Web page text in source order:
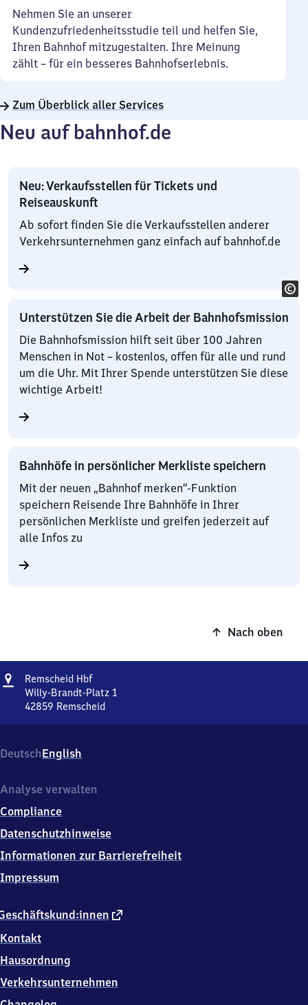
Nehmen Sie an unserer
Kundenzufriedenheitsstudie teil und helfen Sie,
Ihren Bahnhof mitzugestalten. Ihre Meinung
zählt – für ein besseres Bahnhofserlebnis.
Zum Überblick aller Services
Neu auf bahnhof.de
Neu: Verkaufsstellen für Tickets und
Reiseauskunft
Ab sofort finden Sie die Verkaufsstellen anderer
Verkehrsunternehmen ganz einfach auf bahnhof.de
Unterstützen Sie die Arbeit der Bahnhofsmission
Die Bahnhofsmission hilft seit über 100 Jahren
Menschen in Not – kostenlos, offen für alle und rund
um die Uhr. Mit Ihrer Spende unterstützen Sie diese
wichtige Arbeit!
Bahnhöfe in persönlicher Merkliste speichern
Mit der neuen „Bahnhof merken“-Funktion
speichern Reisende Ihre Bahnhöfe in Ihrer
persönlichen Merkliste und greifen jederzeit auf
alle Infos zu
Nach oben
Adresse
Remscheid HbfRemscheid
Hauptbahnhof
Willy-Brandt-Platz 1
42859 Remscheid
Willy-
Brandt-
1,
2
8
9
Remscheid
DeutschEnglish
externer
Kontakt
Hausordnung
Verkehrsunternehmen
Analyse verwalten
Compliance
Datenschutzhinweise
Informationen zur Barrierefreiheit
Impressum